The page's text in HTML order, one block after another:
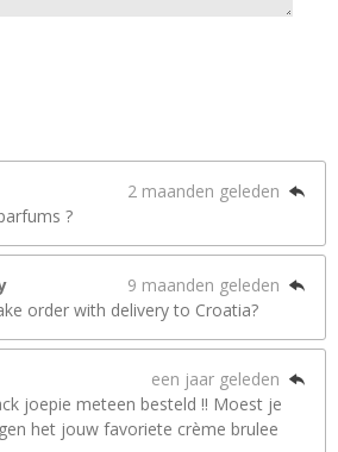
2 maanden geleden
?
9 maanden geleden
order with delivery to Croatia?
een jaar geleden
joepie meteen besteld !! Moest je
het jouw favoriete crème brulee